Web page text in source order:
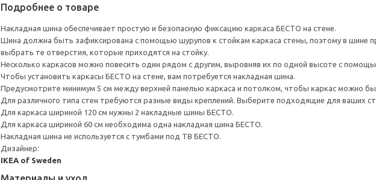
Подробнее о товаре
Накладная шина обеспечивает простую и безопасную фиксацию каркаса БЕСТО на стене.
Шина должна быть зафиксирована с помощью шурупов к стойкам каркаса стены, поэтому в шине
выбрать те отверстия, которые приходятся на стойку.
Несколько каркасов можно повесить один рядом с другим, выровняв их по одной высоте с
Чтобы установить каркасы БЕСТО на стене, вам потребуется накладная шина.
Предусмотрите минимум 5 см между верхней панелью каркаса и потолком, чтобы каркас можно
Для различного типа стен требуются разные виды креплений. Выберите подходящие для ваших
Для каркаса шириной 120 см нужны 2 накладные шины БЕСТО.
Для каркаса шириной 60 см необходима одна накладная шина БЕСТО.
Накладная шина не используется с тумбами под ТВ БЕСТО.
Дизайнер:
IKEA of Sweden